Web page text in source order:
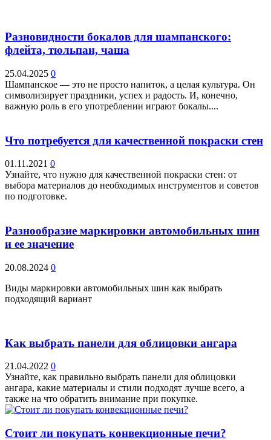
Разновидности бокалов для шампанского:
флейта, тюльпан, чаша
25.04.2025 0
Шампанское — это не просто напиток, а целая культура. Он
символизирует праздники, успех и радость. И, конечно,
важную роль в его употреблении играют бокалы....
Что потребуется для качественной покраски стен
01.11.2021 0
Узнайте, что нужно для качественной покраски стен: от
выбора материалов до необходимых инструментов и советов
по подготовке.
Разнообразие маркировки автомобильных шин
и ее значение
20.08.2024 0
Виды маркировки автомобильных шин как выбрать
подходящий вариант
Как выбрать панели для облицовки ангара
21.04.2022 0
Узнайте, как правильно выбрать панели для облицовки
ангара, какие материалы и стили подходят лучше всего, а
также на что обратить внимание при покупке.
Стоит ли покупать конвекционные печи?